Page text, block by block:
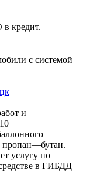
кредит.
с системой
и
пропан—бутан.
услугу по
в ГИБДД